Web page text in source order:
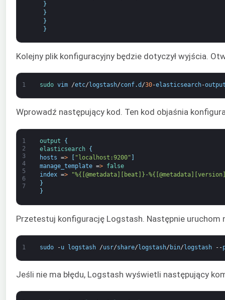
}
}
}
}
Kolejny plik konfiguracyjny będzie dotyczył wyjścia.
1 sudo vim /etc/ logstash/conf.d /30-elasticsearch-
Wprowadź następujący kod. Ten kod objaśnia
1
2
3
4
5
6
7
output
{
elasticsearch
{
hosts => "localhost:9200"
manage_template =>
false
index =>
"%{[@metadata][beat]}-
}
}
Przetestuj konfigurację Logstash. Następnie uruchom
1 sudo -u logstash /usr/share/ logstash/ bin/ logstash --
Jeśli nie ma błędu, Logstash wyświetli następujący